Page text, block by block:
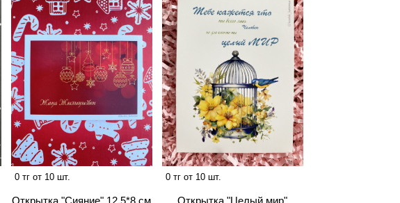
0 тг от 10 шт. 0 тг от 10 шт.